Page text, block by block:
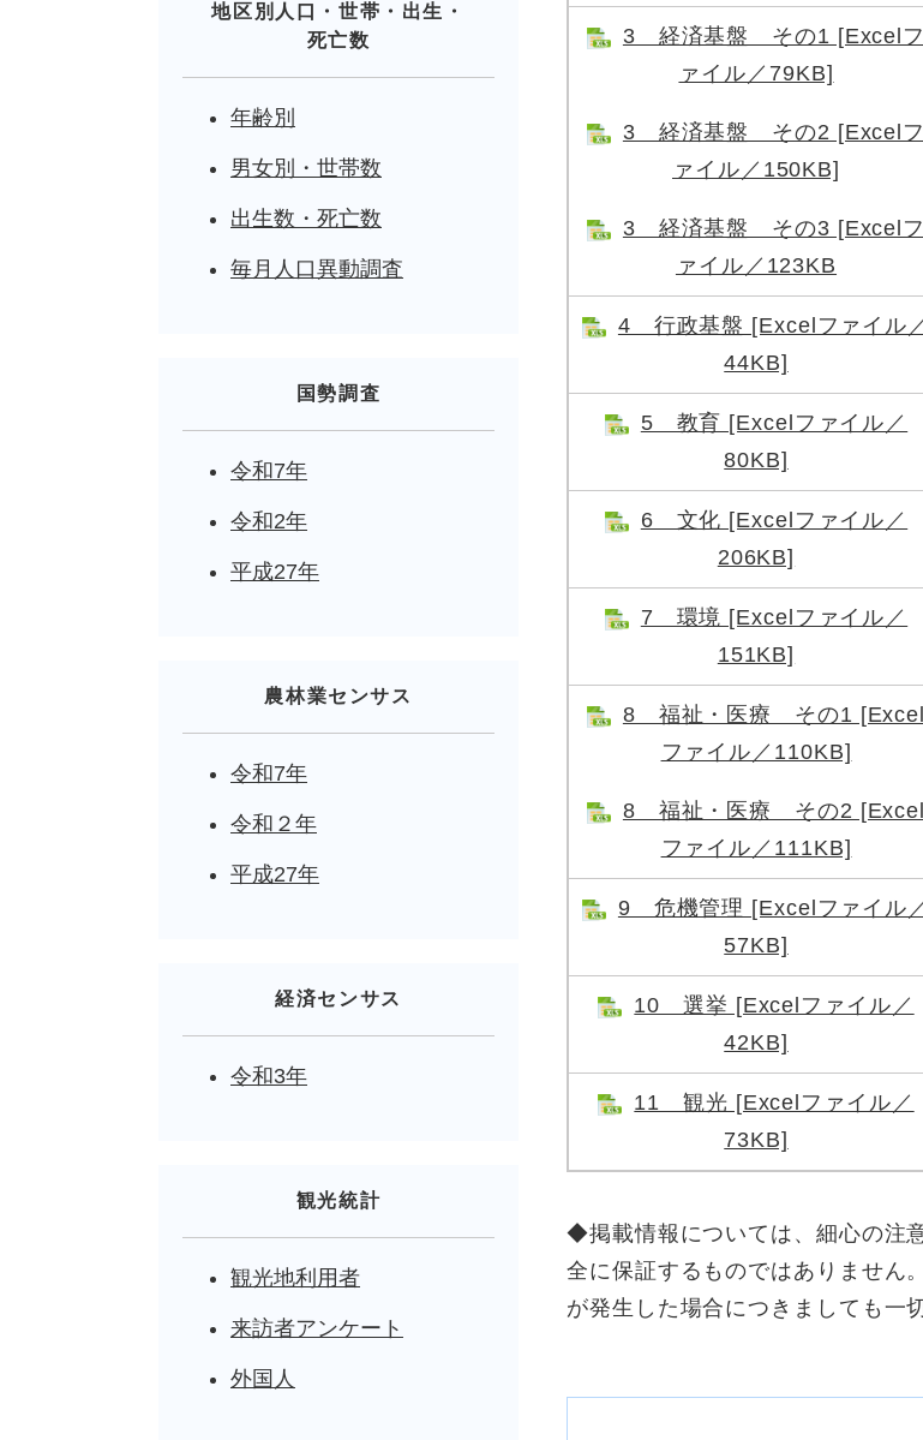
3 経済基盤 その1 [Excelフ
ァイル／79KB]
3 経済基盤 その2 [Excelフ
ァイル／150KB]
3 経済基盤 その3 [Excelフ
ァイル／123KB
4 行政基盤 [Excelファイル
44KB]
5 教育 [Excelファイル／
80KB]
6 文化 [Excelファイル／
206KB]
7 環境 [Excelファイル／
151KB]
8 福祉・医療 その1 [Excel
ファイル／110KB]
8 福祉・医療 その2 [Excel
ファイル／111KB]
9 危機管理 [Excelファイル
57KB]
10 選挙 [Excelファイル／
42KB]
11 観光 [Excelファイル／
73KB]
◆掲載情報については、細心の注
全に保証するものではありません
が発生した場合につきましても一
地区別人口・世帯・出生・
死亡数
年齢別
男女別・世帯数
出生数・死亡数
毎月人口異動調査
国勢調査
令和7年
令和2年
平成27年
農林業センサス
令和7年
令和２年
平成27年
経済センサス
令和3年
観光統計
観光地利用者
来訪者アンケート
外国人